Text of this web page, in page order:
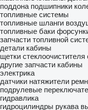
поддона подшипники
топливные системы
топливные шланги
топливные баки
запчасти топливной
детали кабины
щетки стеклоочистителя
другие запчасти кабины
электрика
датчики натяжители
подрулевые
гидравлика
гидроцилиндры рукава